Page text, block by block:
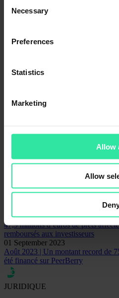
Selection
Necessary
Preferences
Statistics
Marketing
Allow
Allow
milliards d’euros de prêts et perçu
Perspectives
Statistiques
Responsable Marketing et
Related articles
23 January 2024
15 May 2024
47,9 millions d’euros de prêts
remboursés aux investisseurs
01 September 2023
Août 2023 | Un montant record de
été financé sur PeerBerry
JURIDIQUE